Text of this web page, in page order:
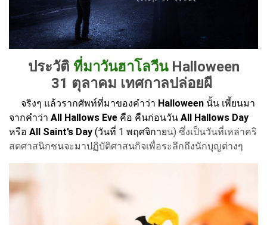
ประวัติ ที่มาวันฮาโลวีนHalloween
31 ตุลาคม เทศกาลปล่อยผี
จริงๆ แล้วรากศัพท์ที่มาของคำว่า Halloween นั้น เพี้ยนมา
จากคำว่า All Hallows Eve คือ คืนก่อนวัน All Hallows Day
หรือ All Saint’s Day (วันที่ 1 พฤศจิกายน) ซึ่งเป็นวันที่เหล่าคริ
สตศาสนิกชนจะมาปฏิบัติศาสนกิจเพื่อระลึกถึงนักบุญต่างๆ